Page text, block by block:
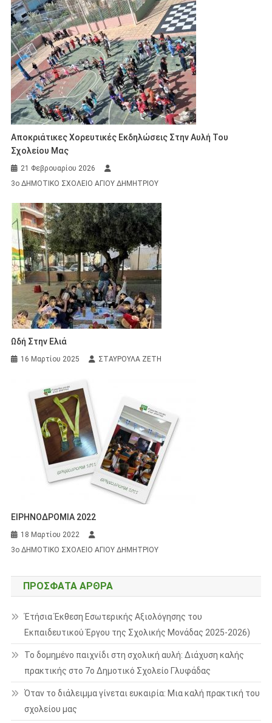
Αποκριάτικες Χορευτικές Εκδηλώσεις Στην Αυλή Του
Σχολείου Μας
21 Φεβρουαρίου 2026
3ο ΔΗΜΟΤΙΚΟ ΣΧΟΛΕΙΟ ΑΓΙΟΥ ΔΗΜΗΤΡΙΟΥ
Ωδή Στην Ελιά
16 Μαρτίου 2025 ΣΤΑΥΡΟΥΛΑ ΖΕΤΗ
ΕΙΡΗΝΟΔΡΟΜΙΑ 2022
18 Μαρτίου 2022
3ο ΔΗΜΟΤΙΚΟ ΣΧΟΛΕΙΟ ΑΓΙΟΥ ΔΗΜΗΤΡΙΟΥ
ΠΡΌΣΦΑΤΑ ΆΡΘΡΑ
Έτήσια Έκθεση Εσωτερικής Αξιολόγησης του
Εκπαιδευτικού Έργου της Σχολικής Μονάδας 2025-2026)
Το δομημένο παιχνίδι στη σχολική αυλή: Διάχυση καλής
πρακτικής στο 7ο Δημοτικό Σχολείο Γλυφάδας
Όταν το διάλειμμα γίνεται ευκαιρία: Μια καλή πρακτική του
σχολείου μας